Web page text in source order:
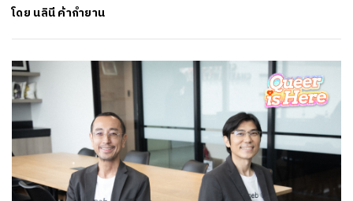
โดย นลินี ค้ากำยาน